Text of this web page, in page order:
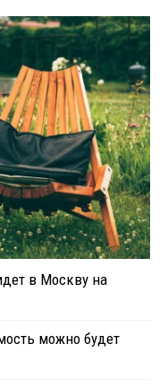
в Москву на
можно будет